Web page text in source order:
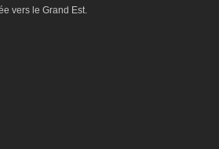
vers le Grand Est.